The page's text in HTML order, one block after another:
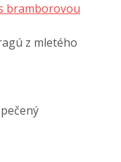
bramborovou
z mletého